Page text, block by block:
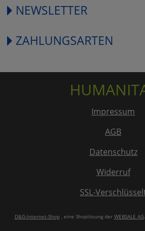
NEWSLETTER
ZAHLUNGSARTEN
Impressum
AGB
Datenschutz
Widerruf
SSL-
D&G-Internet-Shop, eine Shoplösung der WEBSALE AG